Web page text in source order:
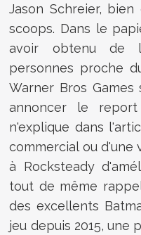
Jason Schreier,
scoops. Dans le
avoir obtenu de
personnes proche
Warner Bros
annoncer le
n'explique dans
commercial ou d'une
à Rocksteady
tout de même
des excellents
jeu depuis 2015, une